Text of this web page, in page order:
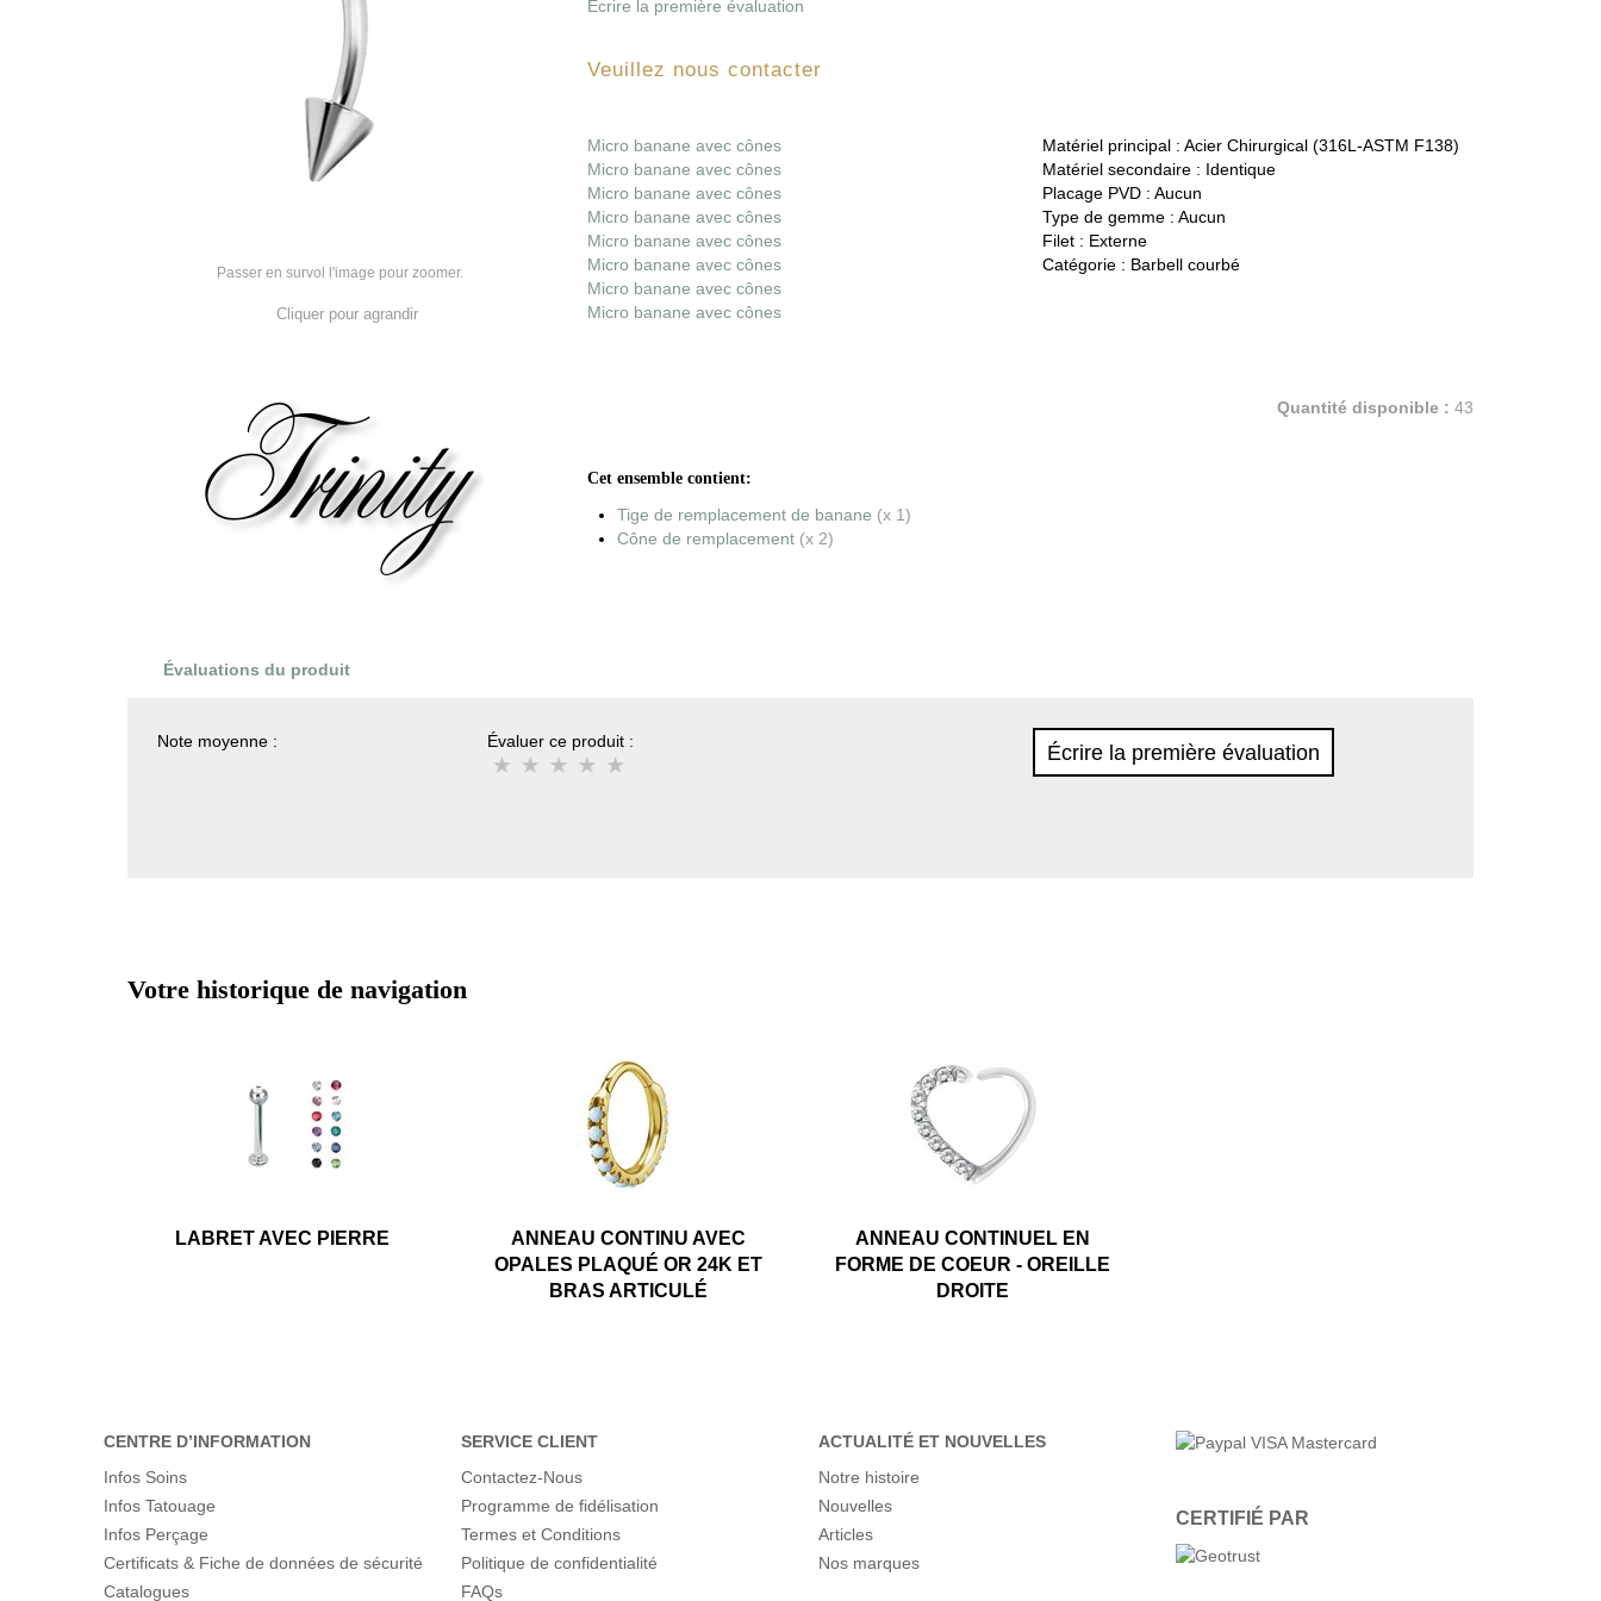
Passer en survol l'image pour zoomer.
Cliquer pour agrandir
Écrire la première évaluation
Veuillez nous contacter
Micro banane avec cônes
Micro banane avec cônes
Micro banane avec cônes
Micro banane avec cônes
Micro banane avec cônes
Micro banane avec cônes
Micro banane avec cônes
Micro banane avec cônes
Matériel principal : Acier Chirurgical (316L-ASTM F138)
Matériel secondaire : Identique
Placage PVD : Aucun
Type de gemme : Aucun
Filet : Externe
Catégorie : Barbell courbé
Quantité disponible : 43
Cet ensemble contient:
Tige de remplacement de banane (x 1)
Cône de remplacement (x 2)
Évaluations du produit
Note moyenne : Évaluer ce produit : Écrire la première évaluation
Votre historique de navigation
LABRET AVEC PIERRE
ANNEAU CONTINU AVEC
OPALES PLAQUÉ OR 24K ET
BRAS ARTICULÉ
ANNEAU CONTINUEL EN
FORME DE COEUR - OREILLE
DROITE
CENTRE D’INFORMATION
Infos Soins
Infos Tatouage
Infos Perçage
Certificats & Fiche de données de sécurité
Catalogues
SERVICE CLIENT
Contactez-Nous
Programme de fidélisation
Termes et Conditions
Politique de confidentialité
FAQs
ACTUALITÉ ET NOUVELLES
Notre histoire
Nouvelles
Articles
Nos marques
CERTIFIÉ PAR